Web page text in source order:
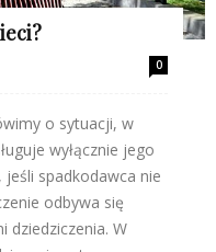
0
o sytuacji, w
wyłącznie jego
spadkodawca nie
odbywa się
dziedziczenia. W